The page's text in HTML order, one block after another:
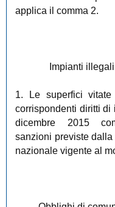
applica il comma 2.
Impianti
1. Le superfici vitate
corrispondenti diritti di
dicembre 2015
sanzioni previste
nazionale vigente al